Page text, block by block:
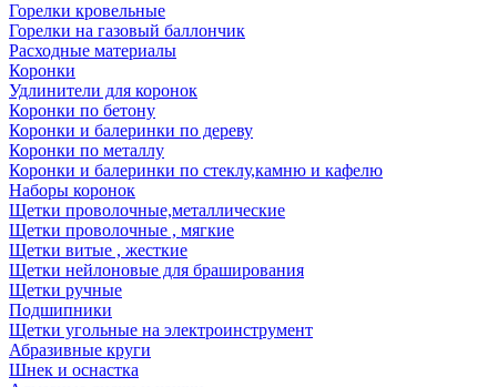
Горелки кровельные
Горелки на газовый баллончик
Расходные материалы
Коронки
Удлинители для коронок
Коронки по бетону
Коронки и балеринки по дереву
Коронки по металлу
Коронки и балеринки по стеклу,камню и кафелю
Наборы коронок
Щетки проволочные,металлические
Щетки проволочные , мягкие
Щетки витые , жесткие
Щетки нейлоновые для браширования
Щетки ручные
Подшипники
Щетки угольные на электроинструмент
Абразивные круги
Шнек и оснастка